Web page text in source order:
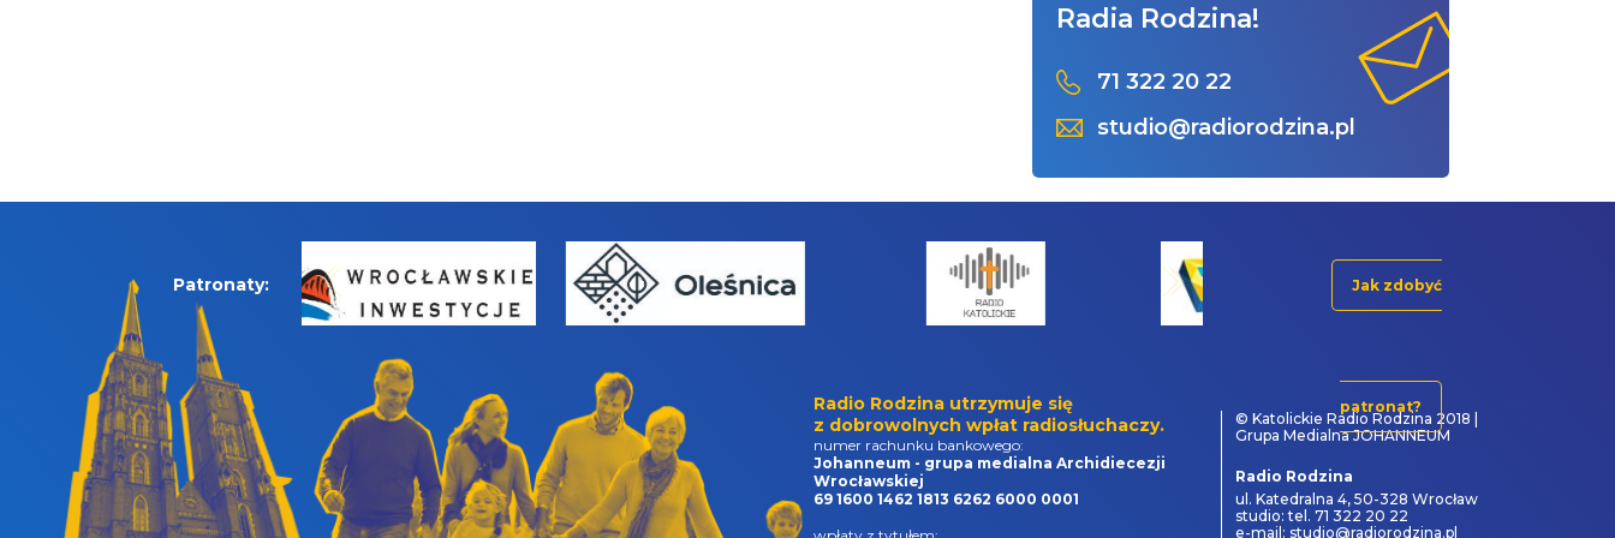
Radia Rodzina!
71 322 20 22
studio@radiorodzina.pl
Patronaty: Jak zdobyć
patronat?
Radio Rodzina utrzymuje się
z dobrowolnych wpłat radiosłuchaczy.
numer rachunku bankowego:
Johanneum - grupa medialna Archidiecezji
Wrocławskiej
69 1600 1462 1813 6262 6000 0001
© Katolickie Radio Rodzina 2018 |
Grupa Medialna JOHANNEUM
Radio Rodzina
ul. Katedralna 4, 50-328 Wrocław
studio: tel. 71 322 20 22
e-mail: studio@radiorodzina.pl